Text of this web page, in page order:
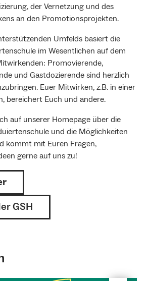
der Vernetzung und des
an den Promotionsprojekten.
Umfelds basiert die
im Wesentlichen auf dem
Promovierende,
und Gastdozierende sind herzlich
Euer Mitwirken, z.B. in einer
bereichert Euch und andere.
auf unserer Homepage über die
und die Möglichkeiten
kommt mit Euren Fragen,
gerne auf uns zu!
GSH